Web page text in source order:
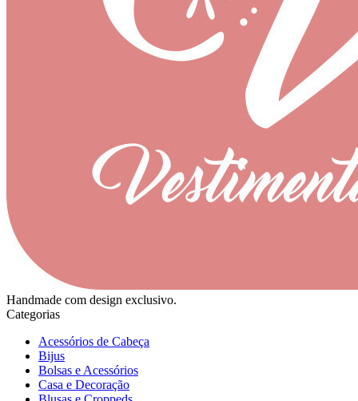
Handmade com design exclusivo.
Categorias
Acessórios de Cabeça
Bijus
Bolsas e Acessórios
Casa e Decoração